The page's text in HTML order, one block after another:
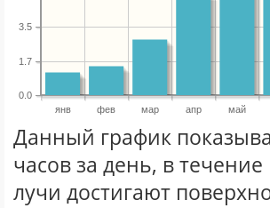
янв фев мар апр май
0.0
1.7
3.5
Данный график
часов за день, в
лучи достигают